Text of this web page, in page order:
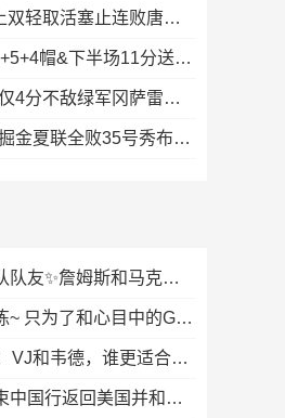
🏀夏联-热火5人上双轻取活塞止连败唐纳森20+8+10奥科里27分
🏀夏联-杨瀚森13+5+4帽&下半场11分送惊艳妙传开拓者力克掘金
🏀夏联-国王首节仅4分不敌绿军冈萨雷斯24+10+5塞纳克10+12
🏀夏联-雷霆不敌掘金夏联全败35号秀布拉齐尔32+6马拉14+7+6
从晨练搭档到球队队友✨詹姆斯和马克西又一次并肩合练了！
埃奇库姆疯狂训练~ 只为了和心目中的GOAT——詹姆斯，一起夺冠
大史聊76人首发：VJ和韦德，谁更适合76人的首发🤔
保罗乔治已经结束中国行返回美国并和与好友打上了高尔夫...